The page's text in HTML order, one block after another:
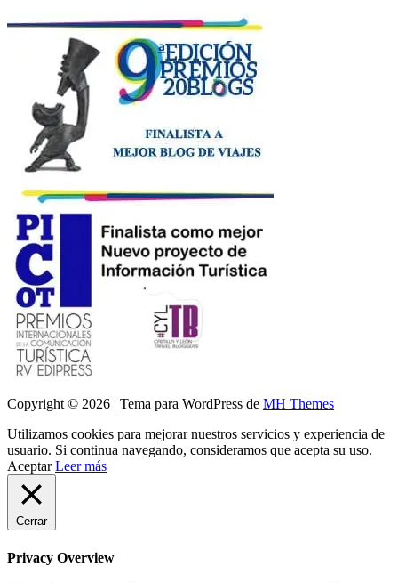
Copyright © 2026 | Tema para WordPress de MH Themes
Utilizamos cookies para mejorar nuestros servicios y experiencia de
usuario. Si continua navegando, consideramos que acepta su uso.
Aceptar Leer más
Cerrar
Privacy Overview